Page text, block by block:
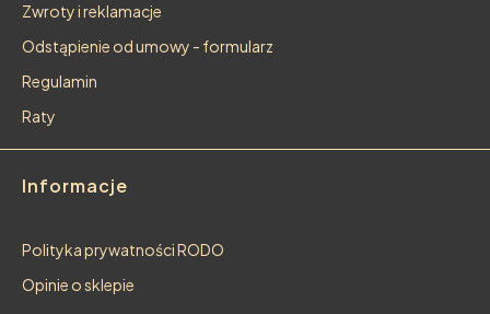
Zwroty i reklamacje
Odstąpienie od umowy - formularz
Regulamin
Raty
Informacje
Polityka prywatności RODO
Opinie o sklepie